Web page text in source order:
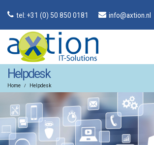
tel: +31 (0) 50 850 0181 info@axtion.nl
Helpdesk
Home / Helpdesk